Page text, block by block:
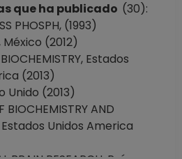
que ha publicado (30):
PHOSPH, (1993)
(2012)
Estados
(2013)
Unido (2013)
BIOCHEMISTRY AND
Estados Unidos America